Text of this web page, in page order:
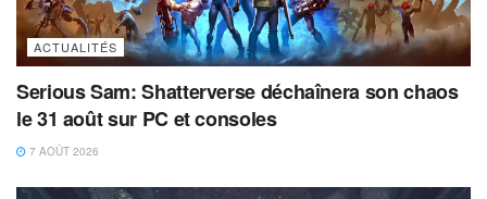
ACTUALITÉS
Serious Sam: Shatterverse déchaînera son chaos
le 31 août sur PC et consoles
7 AOÛT 2026